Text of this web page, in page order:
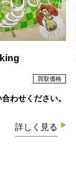
買取価格
わせください。
詳しく見る